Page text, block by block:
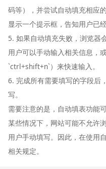
码等），并尝试自动填充相应
显示一个提示框，告知用户已
5. 如果自动填充失败，浏览器
用户可以手动输入相关信息，
`ctrl+shift+n`）来快速输入。
6. 完成所有需要填写的字段后
写。
需要注意的是，自动填表功能
某些情况下，网站可能不允许
用户手动填写。因此，在使用
相关规定。